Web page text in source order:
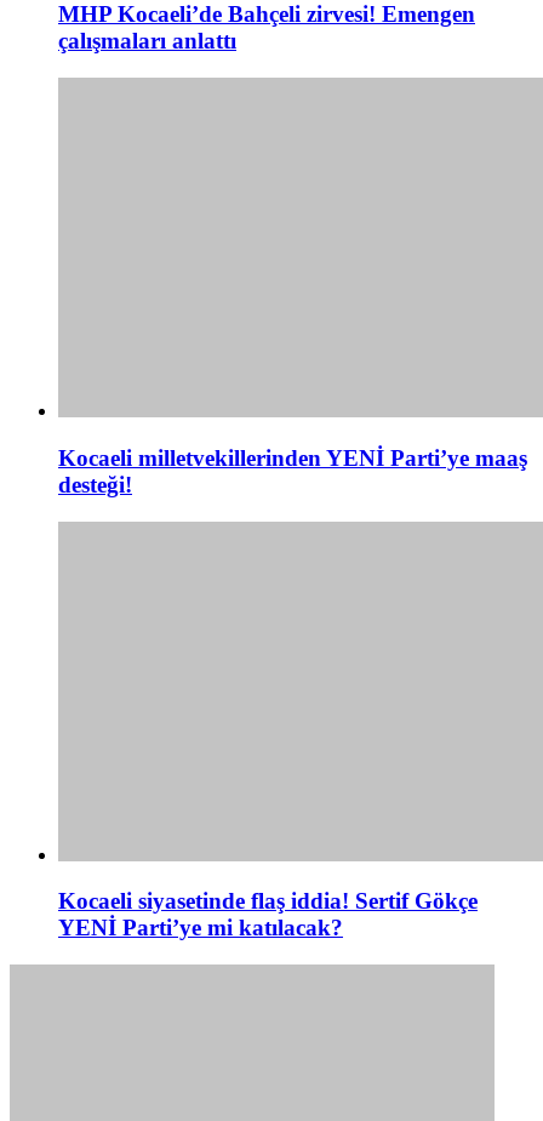
MHP Kocaeli’de Bahçeli zirvesi! Emengen
çalışmaları anlattı
Kocaeli milletvekillerinden YENİ Parti’ye maaş
desteği!
Kocaeli siyasetinde flaş iddia! Sertif Gökçe
YENİ Parti’ye mi katılacak?